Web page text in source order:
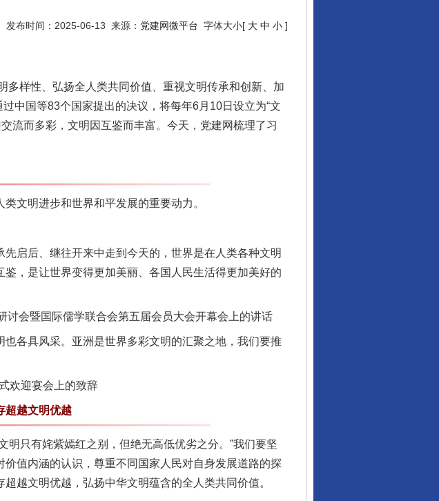
发布时间：2025-06-13 来源： 党建网微平台 字体大小[ 大 中 小 ]
样性、弘扬全人类共同价值、重视文明传承和创新、加
中国等83个国家提出的决议，将每年6月10日设立为“文
流而多彩，文明因互鉴而丰富。今天，党建网梳理了习
文明进步和世界和平发展的重要动力。
启后、继往开来中走到今天的，世界是在人类各种文明
，是让世界变得更加美丽、各国人民生活得更加美好的
暨国际儒学联合会第五届会员大会开幕会上的讲话
各具风采。亚洲是世界多彩文明的汇聚之地，我们要推
迎宴会上的致辞
越文明优越
只有姹紫嫣红之别，但绝无高低优劣之分。”我们要坚
值内涵的认识，尊重不同国家人民对自身发展道路的探
越文明优越，弘扬中华文明蕴含的全人类共同价值。